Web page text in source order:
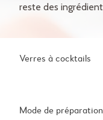
reste des
Verres à cocktails
Mode de préparation